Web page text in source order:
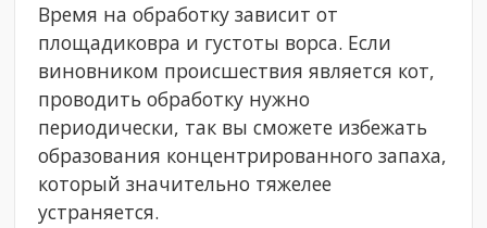
Время на обработку зависит от
площадиковра и густоты ворса. Если
виновником происшествия является кот,
проводить обработку нужно
периодически, так вы сможете избежать
образования концентрированного запаха,
который значительно тяжелее
устраняется.